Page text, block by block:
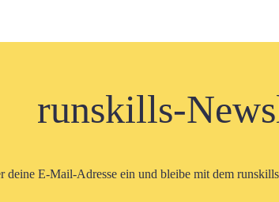
runskills-
deine E-Mail-Adresse ein und bleibe mit dem